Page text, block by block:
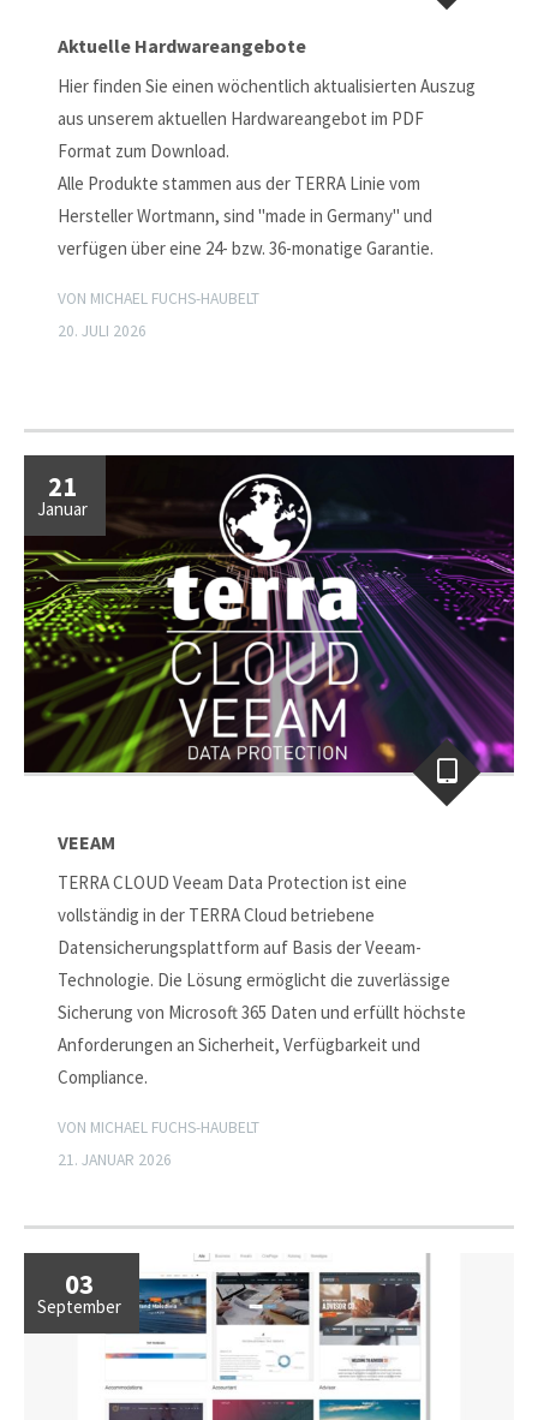
Aktuelle Hardwareangebote
Hier finden Sie einen wöchentlich aktualisierten Auszug
aus unserem aktuellen Hardwareangebot im PDF
Format zum Download.
Alle Produkte stammen aus der TERRA Linie vom
Hersteller Wortmann, sind "made in Germany" und
verfügen über eine 24- bzw. 36-monatige Garantie.
VON MICHAEL FUCHS-HAUBELT
20. JULI 2026
21
Januar
VEEAM
TERRA CLOUD Veeam Data Protection ist eine
vollständig in der TERRA Cloud betriebene
Datensicherungsplattform auf Basis der Veeam-
Technologie. Die Lösung ermöglicht die zuverlässige
Sicherung von Microsoft 365 Daten und erfüllt höchste
Anforderungen an Sicherheit, Verfügbarkeit und
Compliance.
VON MICHAEL FUCHS-HAUBELT
21. JANUAR 2026
03
September